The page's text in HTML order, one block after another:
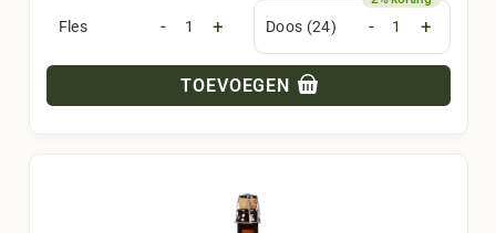
Fles - + Doos (24) - +
TOEVOEGEN